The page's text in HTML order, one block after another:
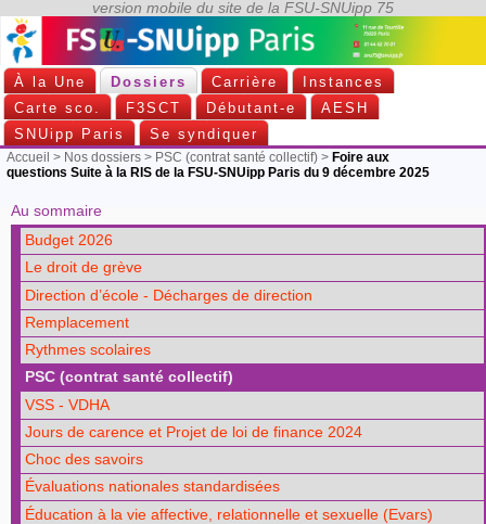
À la Une Dossiers Carrière
Instances
Carte sco.
F3SCT Débutant-e
AESH
SNUipp Paris
Se syndiquer
Accueil > Nos dossiers > PSC (contrat santé collectif) > Foire aux
questions Suite à la RIS de la FSU-SNUipp Paris du 9 décembre 2025
Au sommaire
Budget 2026
Le droit de grève
Direction d’école - Décharges de direction
Remplacement
Rythmes scolaires
PSC (contrat santé collectif)
VSS - VDHA
Jours de carence et Projet de loi de finance 2024
Choc des savoirs
Évaluations nationales standardisées
Éducation à la vie affective, relationnelle et sexuelle (Evars)